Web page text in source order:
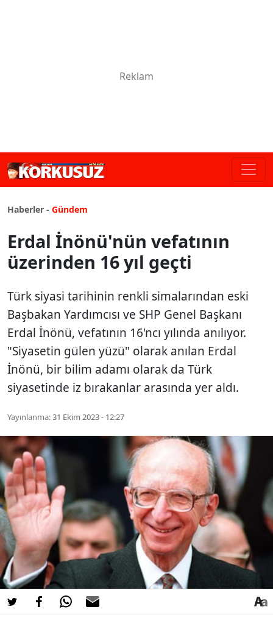
Haberler - Gündem
Erdal İnönü'nün vefatının
üzerinden 16 yıl geçti
Türk siyasi tarihinin renkli simalarından eski
Başbakan Yardımcısı ve SHP Genel Başkanı
Erdal İnönü, vefatının 16'ncı yılında anılıyor.
"Siyasetin gülen yüzü" olarak anılan Erdal
İnönü, bir bilim adamı olarak da Türk
siyasetinde iz bırakanlar arasında yer aldı.
Yayınlanma:31 Ekim 2023 - 12:27